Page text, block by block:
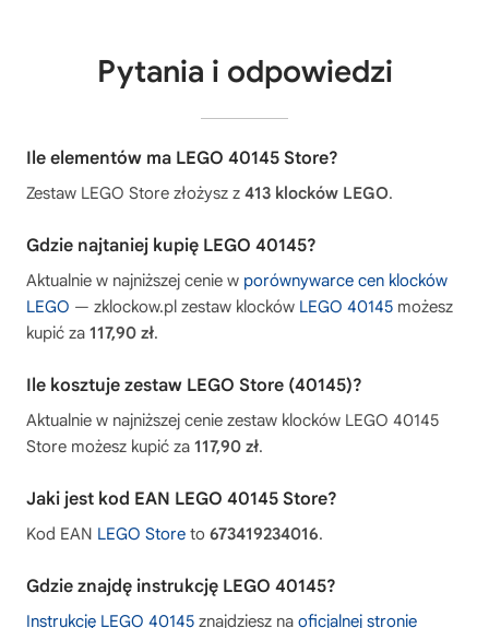
Pytania i odpowiedzi
Ile elementów ma LEGO 40145 Store?
Zestaw LEGO Store złożysz z 413 klocków LEGO.
Gdzie najtaniej kupię LEGO 40145?
Aktualnie w najniższej cenie w porównywarce cen klocków
LEGO — zklockow.pl zestaw klocków LEGO 40145 możesz
kupić za 117,90 zł.
Ile kosztuje zestaw LEGO Store (40145)?
Aktualnie w najniższej cenie zestaw klocków LEGO 40145
Store możesz kupić za 117,90 zł.
Jaki jest kod EAN LEGO 40145 Store?
Kod EAN LEGO Store to 673419234016.
Gdzie znajdę instrukcję LEGO 40145?
Instrukcję LEGO 40145 znajdziesz na oficjalnej stronie